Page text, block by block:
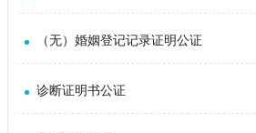
（无）婚姻登记记录证明公证
诊断证明书公证